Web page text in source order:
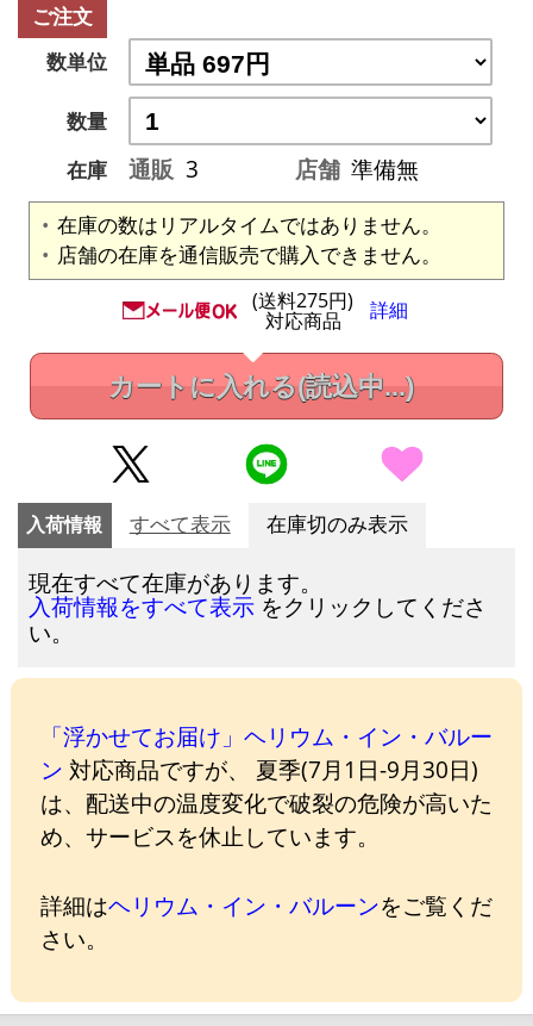
ご注文
数単位
数量
在庫
通販 3 店舗 準備無
在庫の数はリアルタイムではありません。
店舗の在庫を通信販売で購入できません。
(送料275円)
対応商品 詳細
カートに入れる(読込中...)
入荷情報 すべて表示 在庫切のみ表示
現在すべて在庫があります。
入荷情報をすべて表示 をクリックしてくださ
い。
「浮かせてお届け」ヘリウム・イン・バルー
ン 対応商品ですが、 夏季(7月1日-9月30日)
は、配送中の温度変化で破裂の危険が高いた
め、サービスを休止しています。
詳細はヘリウム・イン・バルーンをご覧くだ
さい。